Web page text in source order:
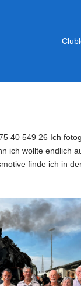
40 549 26 Ich
ich wollte
finde ich in